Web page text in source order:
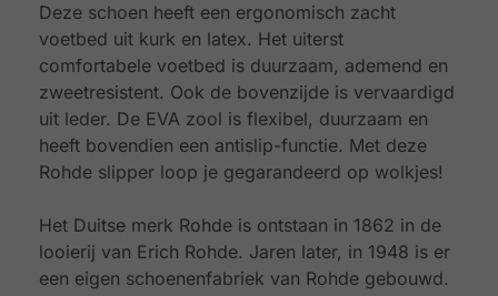
Deze schoen heeft een ergonomisch zacht
voetbed uit kurk en latex. Het uiterst
comfortabele voetbed is duurzaam, ademend en
zweetresistent. Ook de bovenzijde is vervaardigd
uit leder. De EVA zool is flexibel, duurzaam en
heeft bovendien een antislip-functie. Met deze
Rohde slipper loop je gegarandeerd op wolkjes!
Het Duitse merk Rohde is ontstaan in 1862 in de
looierij van Erich Rohde. Jaren later, in 1948 is er
een eigen schoenenfabriek van Rohde gebouwd.